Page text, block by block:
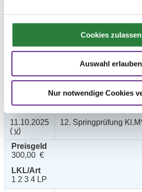
Cookies zulassen
Auswahl erlauben
Nur notwendige Cookies
11.10.2025
(
11. Springprüfung Kl.L
200,00 €
1 2 3 4 LP
11.10.2025
( v)
12. Springprüfung
Preisgeld
300,00 €
LKL/Art
1 2 3 4 LP